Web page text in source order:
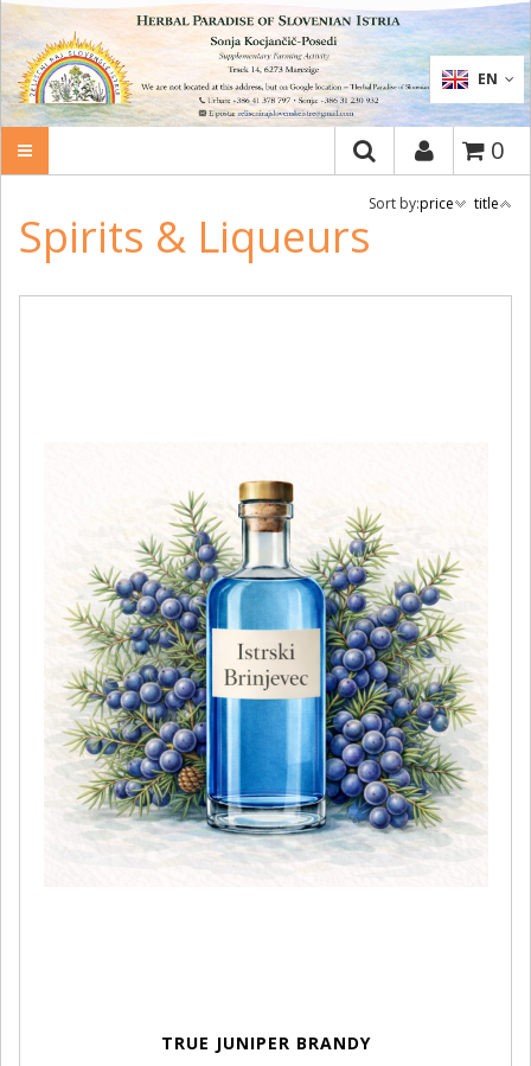
SEARCH
EN
0
Sort by:price title
Spirits & Liqueurs
TRUE JUNIPER BRANDY